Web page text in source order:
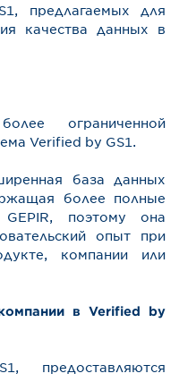
предлагаемых для
качества данных в
ограниченной
Verified by GS1.
база данных
более полные
поэтому она
опыт при
компании или
в Verified by
предоставляются